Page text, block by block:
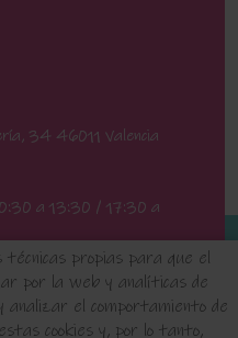
propias para que el
por la web y analíticas de
el comportamiento de
cookies y, por lo tanto,
34 46011 Valencia
a 13:30 / 17:30 a
SOMOS FAQ'S